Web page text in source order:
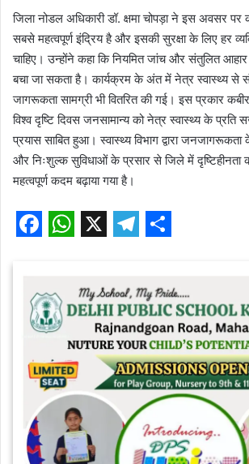
जिला नोडल अधिकारी डॉ. क्षमा चोपड़ा ने इस अवसर पर
सबसे महत्वपूर्ण इंद्रिय है और इसकी सुरक्षा के लिए हर
चाहिए। उन्होंने कहा कि नियमित जांच और संतुलित
बचा जा सकता है। कार्यक्रम के अंत में नेत्र स्वास्थ्य से
जागरूकता सामग्री भी वितरित की गई। इस प्रकार
विश्व दृष्टि दिवस जनसामान्य को नेत्र स्वास्थ्य के
प्रयास साबित हुआ। स्वास्थ्य विभाग द्वारा
और निःशुल्क सुविधाओं के प्रसार से जिले में दृष्टिहीनता
महत्वपूर्ण कदम बढ़ाया गया है।
c
e
b
o
k
a
t
s
A
p
p
l
e
g
r
a
m
a
r
e